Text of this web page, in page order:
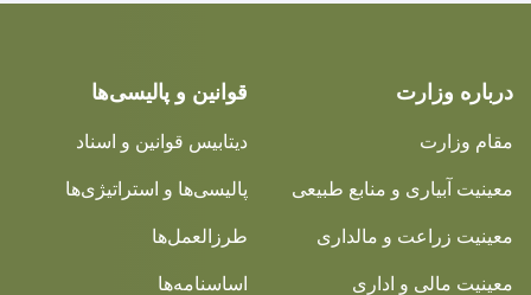
درباره وزارت
مقام وزارت
معینیت آبیاری و منابع طبیعی
معینیت زراعت و مالداری
معینیت مالی و اداری
قوانین و پالیسی‌ها
دیتابیس قوانین و اسناد
پالیسی‌ها و استراتیژی‌ها
طرزالعمل‌ها
اساسنامه‌ها